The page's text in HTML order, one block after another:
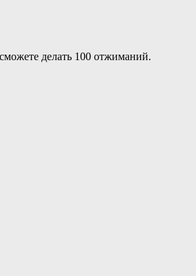
делать 100 отжиманий.